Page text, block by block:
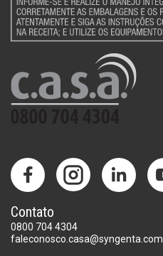
Contato
0800 704 4304
faleconosco.casa@syngenta.com